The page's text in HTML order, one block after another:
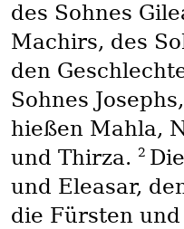
des Sohnes
Machirs, des
den
Sohnes
hießen Mahla,
und Thirza. 2
und Eleasar,
die Fürsten